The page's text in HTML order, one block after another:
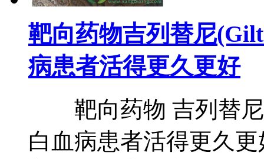
靶向药物吉列替尼
病患者活得更久更好
靶向药物 吉列替尼
白血病患者活得更久